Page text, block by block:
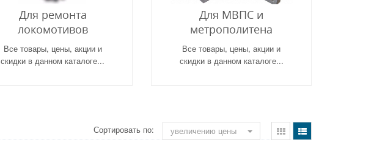
Для ремонта
локомотивов
Все товары, цены, акции и
скидки в данном каталоге...
Для МВПС и
метрополитена
Все товары, цены, акции и
скидки в данном каталоге...
Сортировать по: увеличению цены